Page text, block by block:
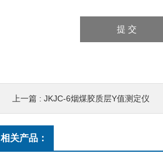
上一篇 : JKJC-6烟煤胶质层Y值测定仪
相关产品：